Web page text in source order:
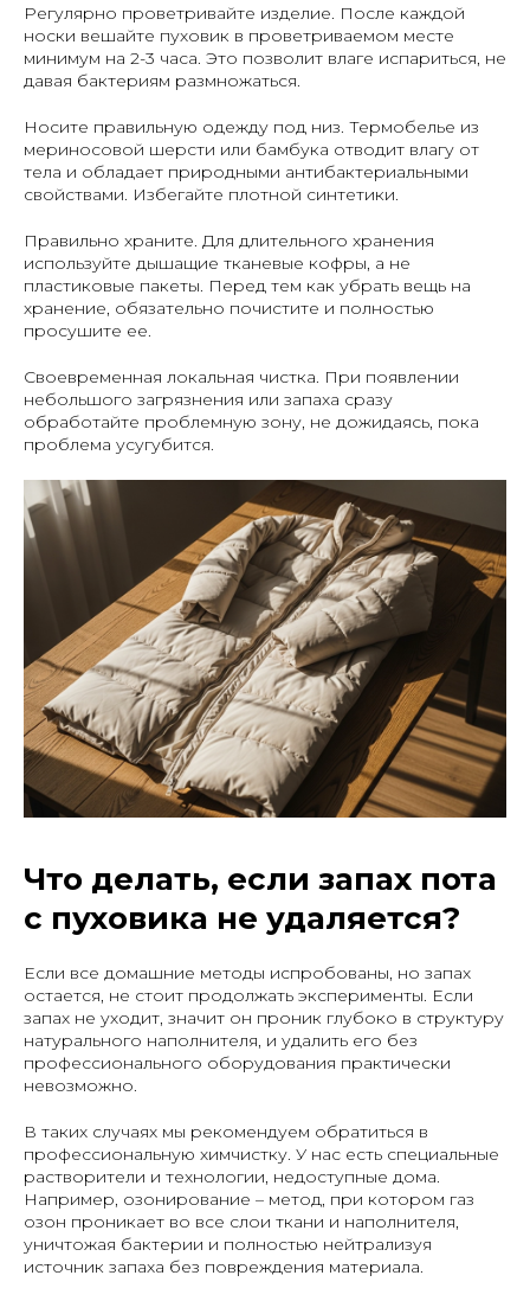
Регулярно проветривайте изделие. После каждой
носки вешайте пуховик в проветриваемом месте
минимум на 2-3 часа. Это позволит влаге испариться, не
давая бактериям размножаться.
Носите правильную одежду под низ. Термобелье из
мериносовой шерсти или бамбука отводит влагу от
тела и обладает природными антибактериальными
свойствами. Избегайте плотной синтетики.
Правильно храните. Для длительного хранения
используйте дышащие тканевые кофры, а не
пластиковые пакеты. Перед тем как убрать вещь на
хранение, обязательно почистите и полностью
просушите ее.
Своевременная локальная чистка. При появлении
небольшого загрязнения или запаха сразу
обработайте проблемную зону, не дожидаясь, пока
проблема усугубится.
Что делать, если запах пота
с пуховика не удаляется?
Если все домашние методы испробованы, но запах
остается, не стоит продолжать эксперименты. Если
запах не уходит, значит он проник глубоко в структуру
натурального наполнителя, и удалить его без
профессионального оборудования практически
невозможно.
В таких случаях мы рекомендуем обратиться в
профессиональную химчистку. У нас есть специальные
растворители и технологии, недоступные дома.
Например, озонирование – метод, при котором газ
озон проникает во все слои ткани и наполнителя,
уничтожая бактерии и полностью нейтрализуя
источник запаха без повреждения материала.